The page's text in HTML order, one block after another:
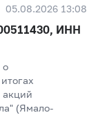
05.08.2026 13:08
ИНН
о
акций
(Ямало-